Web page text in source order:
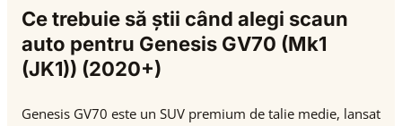
Ce trebuie să știi când alegi scaun
auto pentru Genesis GV70 (Mk1
(JK1)) (2020+)
Genesis GV70 este un SUV premium de talie medie, lansat